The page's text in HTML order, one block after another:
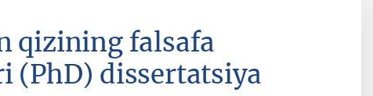
qizining falsafa
(PhD) dissertatsiya